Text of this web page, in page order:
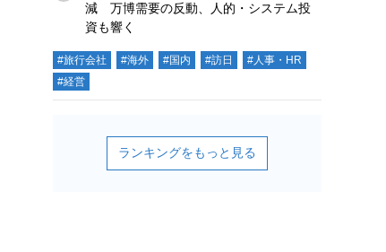
減 万博需要の反動、人的・システム投
資も響く
#旅行会社 #海外 #国内 #訪日
#人事・HR
#経営